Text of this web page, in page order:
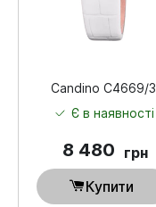
Candino C4669/3
Є в наявності
8 480 грн
Купити